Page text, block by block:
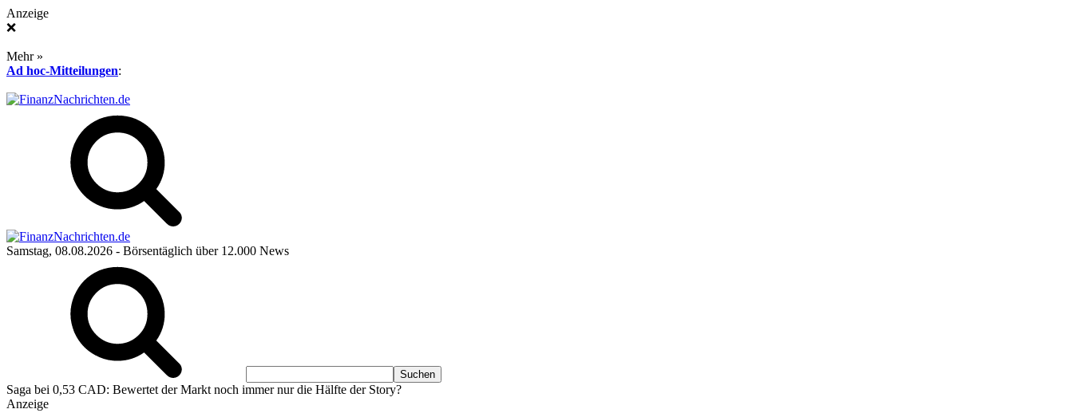
Anzeige
❌
Mehr »
Ad hoc-Mitteilungen:
Samstag, 08.08.2026 - Börsentäglich über 12.000 News
Saga bei 0,53 CAD: Bewertet der Markt noch immer nur die Hälfte der Story?
Anzeige